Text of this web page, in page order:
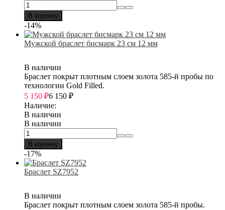
В корзину
-14%
Мужской браслет бисмарк 23 см 12 мм
В наличии
Браслет покрыт плотным слоем золота 585-й пробы по
технологии Gold Filled.
5 150 ₽6 150 ₽
Наличие:
В наличии
В наличии
В корзину
-17%
Браслет SZ7952
В наличии
Браслет покрыт плотным слоем золота 585-й пробы.